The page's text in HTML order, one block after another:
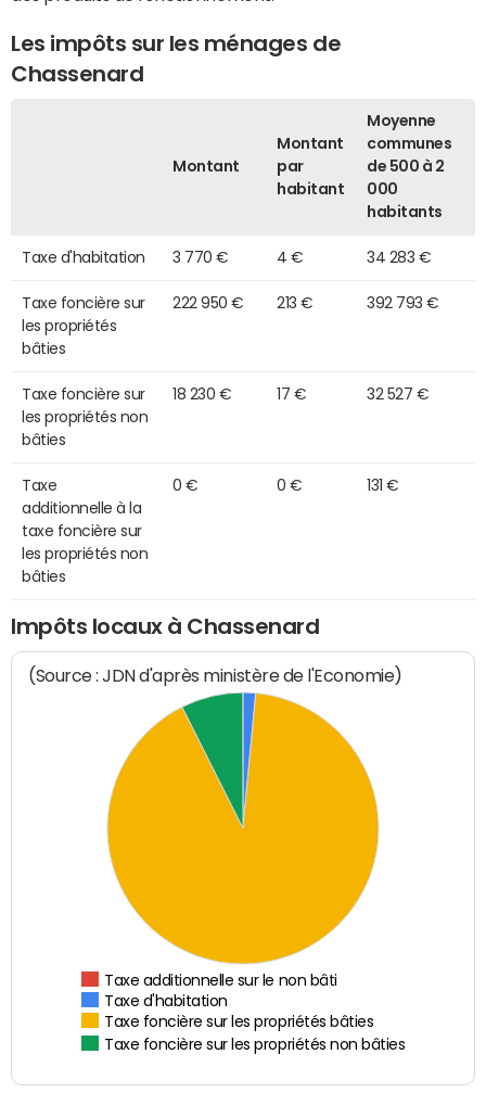
Les impôts sur les ménages de
Chassenard
Montant
Montant
par
habitant
Moyenne
communes
de 500 à 2
000
habitants
Taxe d'habitation 3 770 € 4 € 34 283 €
Taxe foncière sur
les propriétés
bâties
222 950 € 213 € 392 793 €
Taxe foncière sur
les propriétés non
bâties
18 230 € 17 € 32 527 €
Taxe
additionnelle à la
taxe foncière sur
les propriétés non
bâties
0 € 0 € 131 €
Impôts locaux à Chassenard
(Source : JDN d'après ministère de l'Economie)
Taxe additionnelle sur le non bâti
Taxe d'habitation
Taxe foncière sur les propriétés bâties
Taxe foncière sur les propriétés non bâties